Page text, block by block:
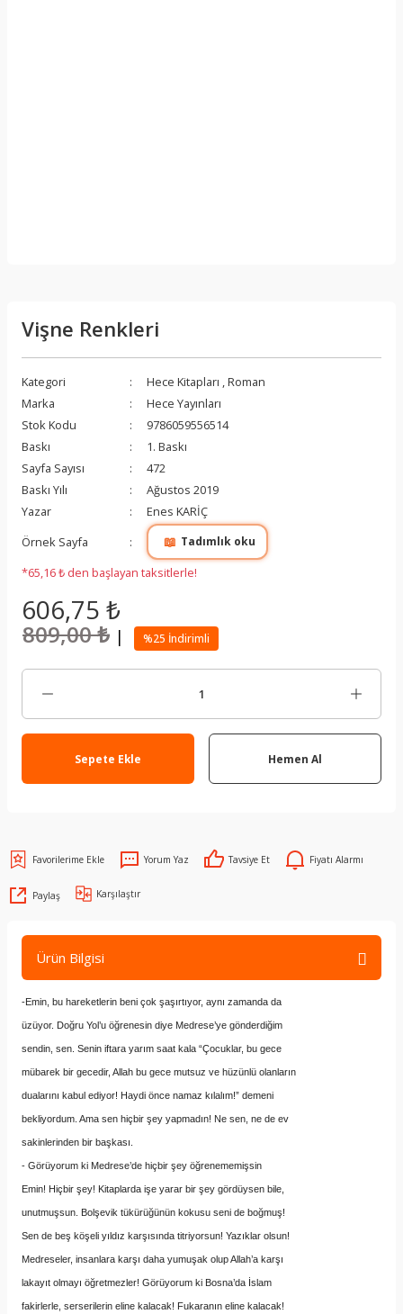
Vişne Renkleri
Kategori Hece Kitapları ,Roman
Marka
Hece Yayınları
Stok Kodu
9786059556514
Baskı
1. Baskı
Sayfa Sayısı
472
Baskı Yılı
Ağustos 2019
Yazar
Enes KARİÇ
Örnek Sayfa
📖 Tadımlık oku
*65,16 ₺ den başlayan taksitlerle!
606,75 ₺
809,00 ₺ | %25 İndirimli
Sepete Ekle Hemen Al
Yorum Yaz Tavsiye Et Fiyatı Alarmı
Paylaş Karşılaştır
Ürün Bilgisi
-Emin, bu hareketlerin beni çok şaşırtıyor, aynı zamanda da
üzüyor. Doğru Yol’u öğrenesin diye Medrese’ye gönderdiğim
sendin, sen. Senin iftara yarım saat kala “Çocuklar, bu gece
mübarek bir gecedir, Allah bu gece mutsuz ve hüzünlü olanların
dualarını kabul ediyor! Haydi önce namaz kılalım!” demeni
bekliyordum. Ama sen hiçbir şey yapmadın! Ne sen, ne de ev
sakinlerinden bir başkası.
- Görüyorum ki Medrese’de hiçbir şey öğrenememişsin
Emin! Hiçbir şey! Kitaplarda işe yarar bir şey gördüysen bile,
unutmuşsun. Bolşevik tükürüğünün kokusu seni de boğmuş!
Sen de beş köşeli yıldız karşısında titriyorsun! Yazıklar olsun!
Medreseler, insanlara karşı daha yumuşak olup Allah’a karşı
lakayıt olmayı öğretmezler! Görüyorum ki Bosna’da İslam
fakirlerle, serserilerin eline kalacak! Fukaranın eline kalacak!